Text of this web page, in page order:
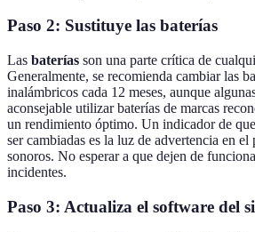
Paso 2: Sustituye las baterías
Las baterías son una parte crítica de
Generalmente, se recomienda cambiar las
inalámbricos cada 12 meses, aunque
aconsejable utilizar baterías de marcas
un rendimiento óptimo. Un indicador de
ser cambiadas es la luz de advertencia en
sonoros. No esperar a que dejen de
incidentes.
Paso 3: Actualiza el software del